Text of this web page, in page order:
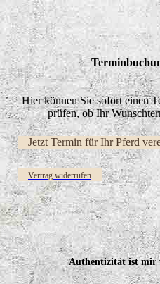
Hier können Sie sofort einen
prüfen, ob Ihr
Jetzt Termin für Ihr Pferd
Vertrag widerrufen
Authentizität ist mir